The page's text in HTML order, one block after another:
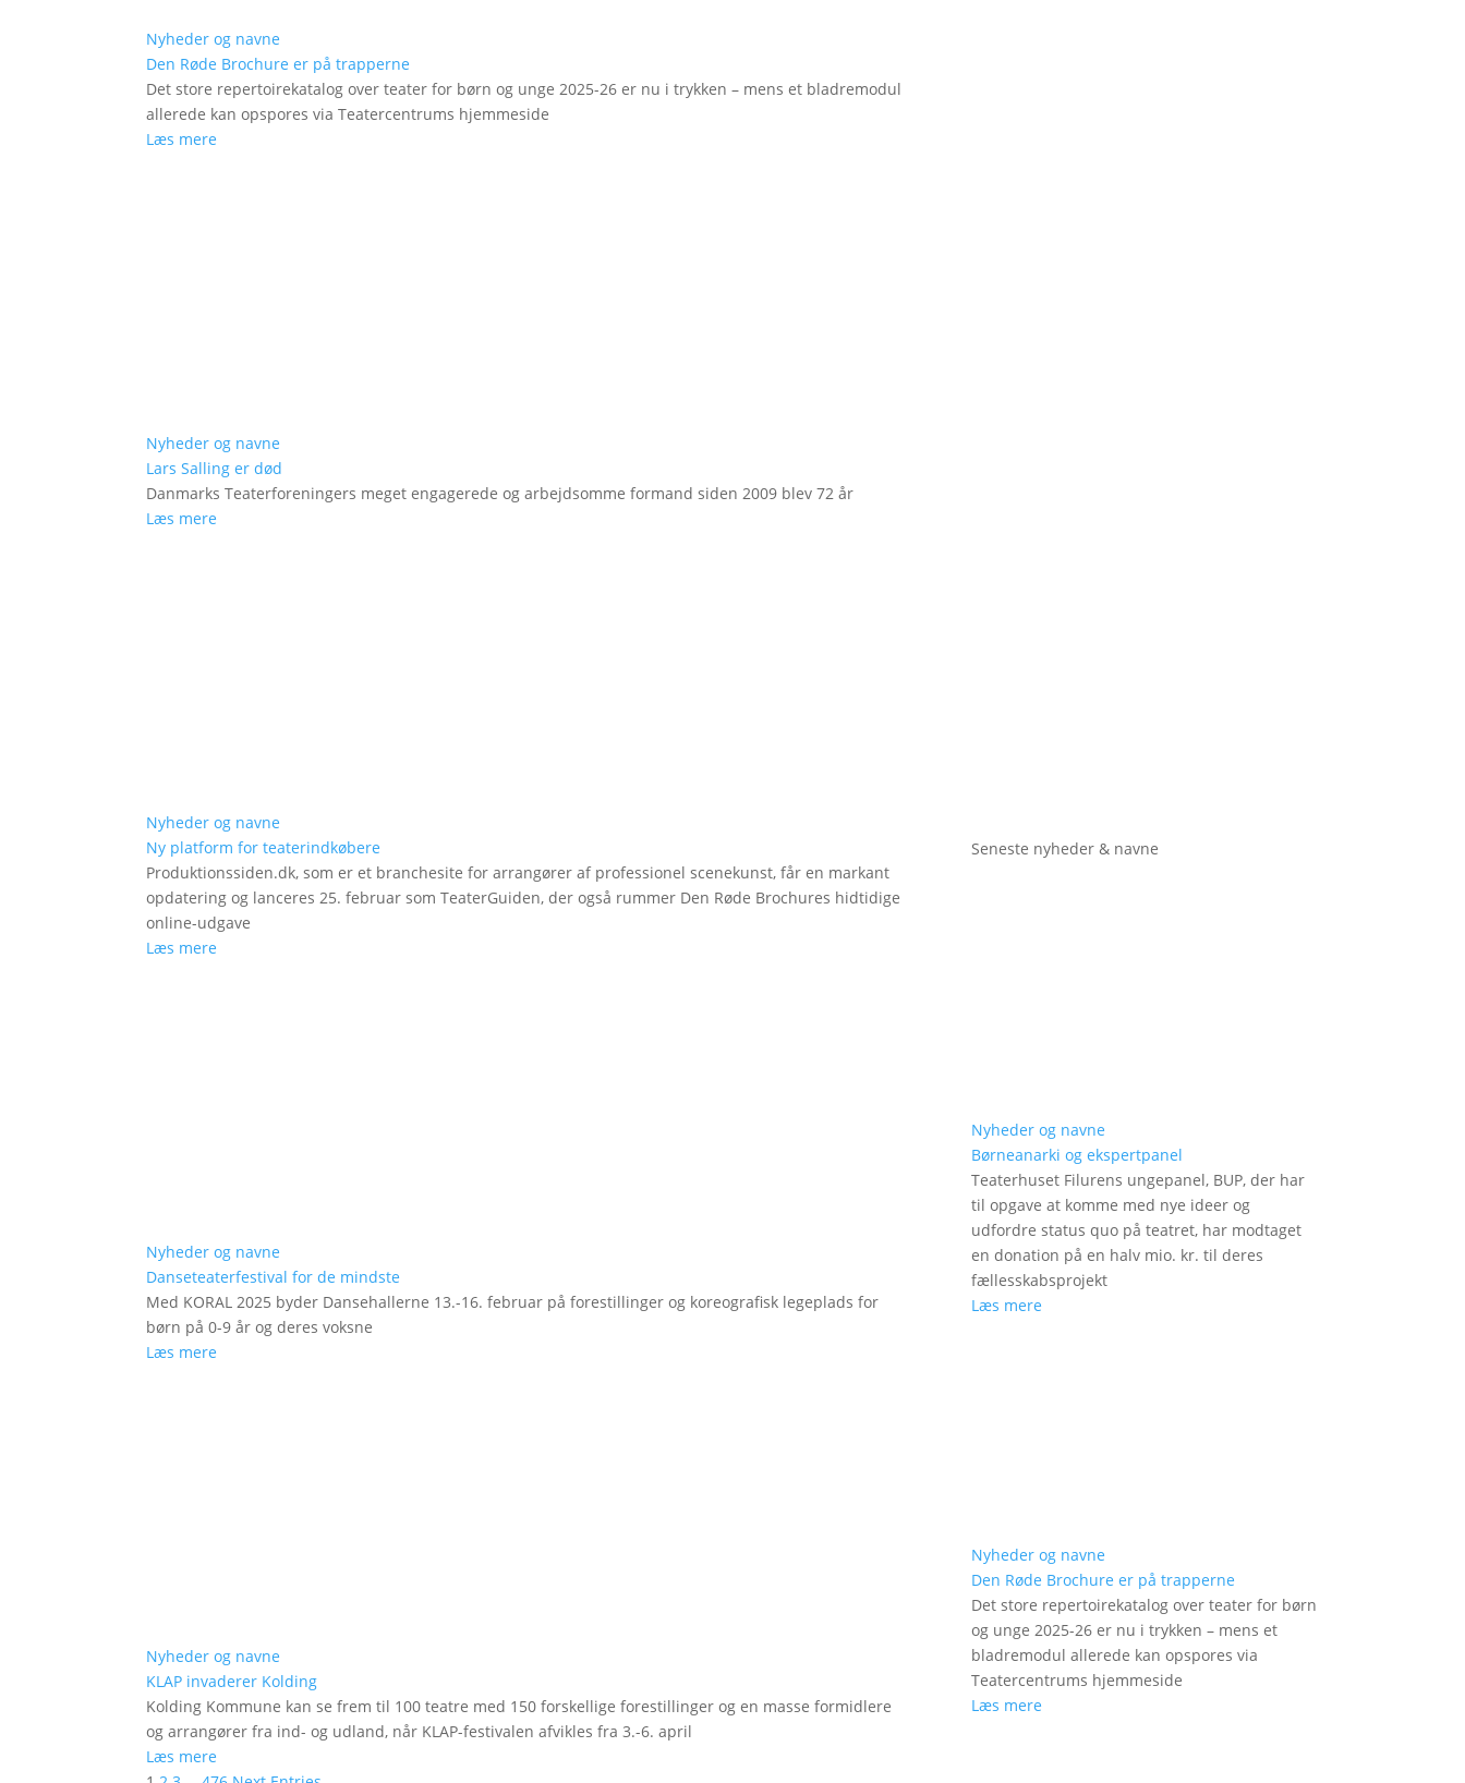
Nyheder og navne
Den Røde Brochure er på trapperne
Det store repertoirekatalog over teater for børn og unge 2025-26 er nu i trykken – mens et bladremodul
allerede kan opspores via Teatercentrums hjemmeside
Læs mere
Nyheder og navne
Lars Salling er død
Danmarks Teaterforeningers meget engagerede og arbejdsomme formand siden 2009 blev 72 år
Læs mere
Nyheder og navne
Ny platform for teaterindkøbere
Produktionssiden.dk, som er et branchesite for arrangører af professionel scenekunst, får en markant
opdatering og lanceres 25. februar som TeaterGuiden, der også rummer Den Røde Brochures hidtidige
online-udgave
Læs mere
Nyheder og navne
Danseteaterfestival for de mindste
Med KORAL 2025 byder Dansehallerne 13.-16. februar på forestillinger og koreografisk legeplads for
børn på 0-9 år og deres voksne
Læs mere
Nyheder og navne
KLAP invaderer Kolding
Kolding Kommune kan se frem til 100 teatre med 150 forskellige forestillinger og en masse formidlere
og arrangører fra ind- og udland, når KLAP-festivalen afvikles fra 3.-6. april
Læs mere
Seneste nyheder & navne
Nyheder og navne
Børneanarki og ekspertpanel
Teaterhuset Filurens ungepanel, BUP, der har
til opgave at komme med nye ideer og
udfordre status quo på teatret, har modtaget
en donation på en halv mio. kr. til deres
fællesskabsprojekt
Læs mere
Nyheder og navne
Den Røde Brochure er på trapperne
Det store repertoirekatalog over teater for børn
og unge 2025-26 er nu i trykken – mens et
bladremodul allerede kan opspores via
Teatercentrums hjemmeside
Læs mere